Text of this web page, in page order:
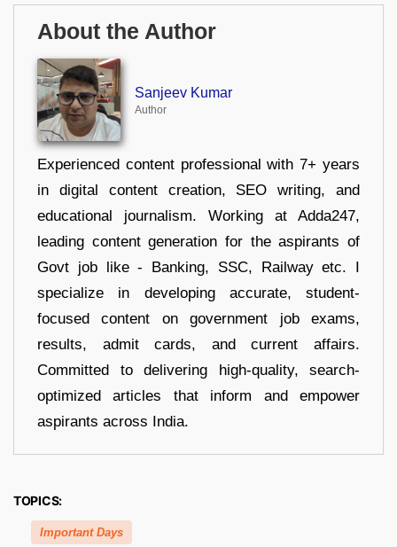
About the Author
Sanjeev Kumar
Author
Experienced content professional with 7+ years
in digital content creation, SEO writing, and
educational journalism. Working at Adda247,
leading content generation for the aspirants of
Govt job like - Banking, SSC, Railway etc. I
specialize in developing accurate, student-
focused content on government job exams,
results, admit cards, and current affairs.
Committed to delivering high-quality, search-
optimized articles that inform and empower
aspirants across India.
TOPICS:
Important Days